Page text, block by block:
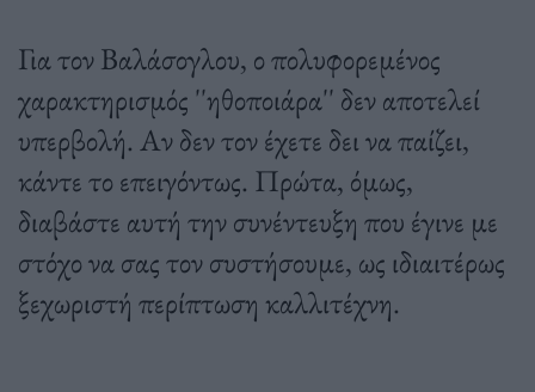
Για τον Βαλάσογλου, ο πολυφορεμένος
χαρακτηρισμός ''ηθοποιάρα'' δεν αποτελεί
υπερβολή. Αν δεν τον έχετε δει να παίζει,
κάντε το επειγόντως. Πρώτα, όμως,
διαβάστε αυτή την συνέντευξη που έγινε με
στόχο να σας τον συστήσουμε, ως ιδιαιτέρως
ξεχωριστή περίπτωση καλλιτέχνη.